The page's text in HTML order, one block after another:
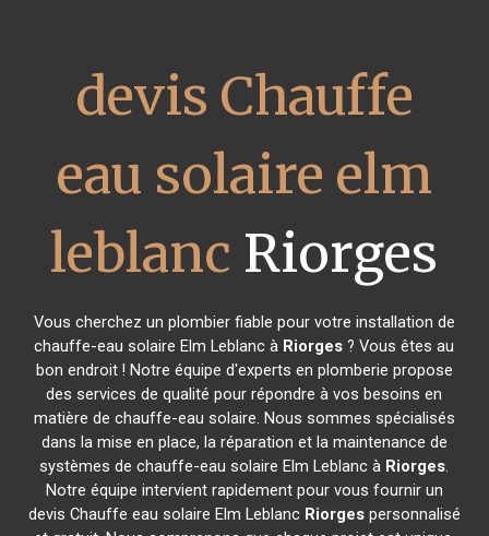
devis Chauffe
eau solaire elm
leblanc Riorges
Vous cherchez un plombier fiable pour votre installation de
chauffe-eau solaire Elm Leblanc à Riorges ? Vous êtes au
bon endroit ! Notre équipe d'experts en plomberie propose
des services de qualité pour répondre à vos besoins en
matière de chauffe-eau solaire. Nous sommes spécialisés
dans la mise en place, la réparation et la maintenance de
systèmes de chauffe-eau solaire Elm Leblanc à Riorges.
Notre équipe intervient rapidement pour vous fournir un
devis Chauffe eau solaire Elm Leblanc Riorgespersonnalisé